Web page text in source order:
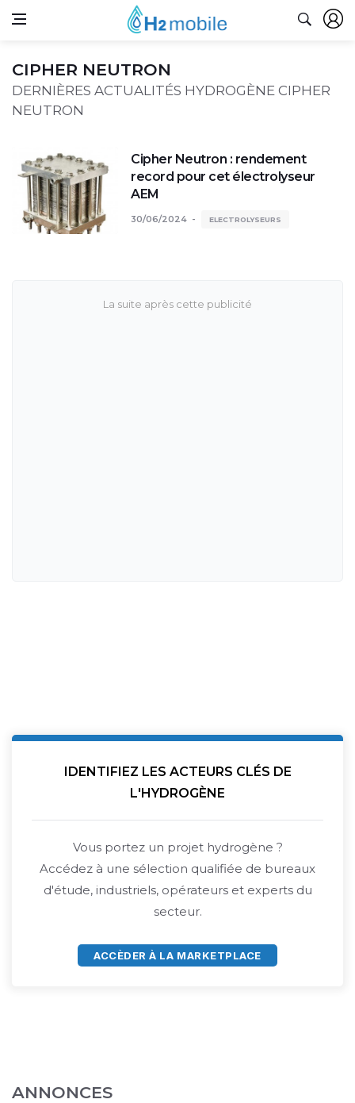
CIPHER NEUTRON
DERNIÈRES ACTUALITÉS HYDROGÈNE CIPHER
NEUTRON
Cipher Neutron : rendement
record pour cet électrolyseur
AEM
30/06/2024 ELECTROLYSEURS
IDENTIFIEZ LES ACTEURS CLÉS DE
L'HYDROGÈNE
Vous portez un projet hydrogène ?
Accédez à une sélection qualifiée de bureaux
d'étude, industriels, opérateurs et experts du
secteur.
ACCÈDER À LA MARKETPLACE
ANNONCES